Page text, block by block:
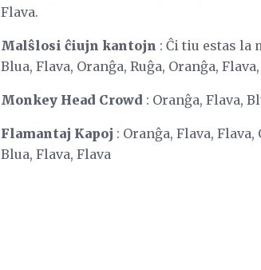
Flava.
Malŝlosi ĉiujn kantojn : Ĉi tiu estas la
Blua, Flava, Oranĝa, Ruĝa, Oranĝa,
Monkey Head Crowd : Oranĝa, Flava,
Flamantaj Kapoj : Oranĝa, Flava,
Blua, Flava, Flava